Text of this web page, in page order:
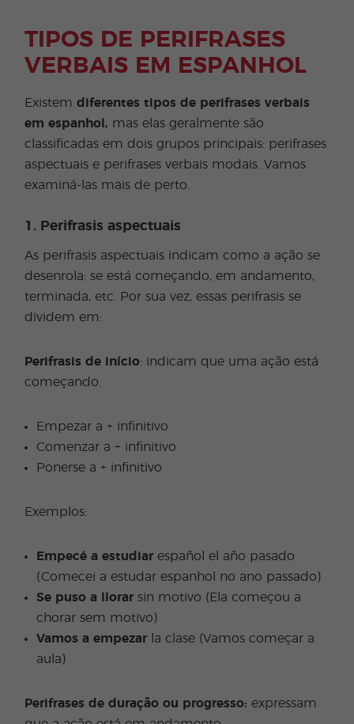
TIPOS DE PERIFRASES
VERBAIS EM ESPANHOL
Existem diferentes tipos de perifrases verbais
em espanhol, mas elas geralmente são
classificadas em dois grupos principais: perifrases
aspectuais e perifrases verbais modais. Vamos
examiná-las mais de perto.
1. Perifrasis aspectuais
As perifrasis aspectuais indicam como a ação se
desenrola: se está começando, em andamento,
terminada, etc. Por sua vez, essas perifrasis se
dividem em:
Perifrasis de início: indicam que uma ação está
começando.
Empezar a + infinitivo
Comenzar a + infinitivo
Ponerse a + infinitivo
Exemplos:
Empecé a estudiar español el año pasado
(Comecei a estudar espanhol no ano passado)
Se puso a llorar sin motivo (Ela começou a
chorar sem motivo)
Vamos a empezar la clase (Vamos começar a
aula)
Perifrases de duração ou progresso:expressam